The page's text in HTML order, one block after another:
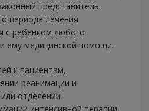
представитель
периода лечения
с ребенком любого
ему медицинской помощи.
к пациентам,
реанимации и
отделении